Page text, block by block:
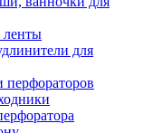
для
перфораторов